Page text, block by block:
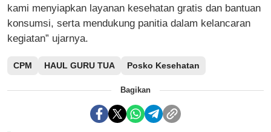
kami menyiapkan layanan kesehatan gratis dan bantuan
konsumsi, serta mendukung panitia dalam kelancaran
kegiatan” ujarnya.
CPM HAUL GURU TUA Posko Kesehatan
Bagikan